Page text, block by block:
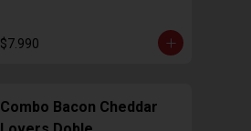
$7.990
Combo Bacon Cheddar